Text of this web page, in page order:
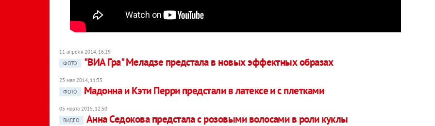
11 апреля 2014, 16:19
ФОТО
"ВИА Гра" Меладзе предстала в новых эффектных образах
23 мая 2014, 11:35
ФОТО
Мадонна и Кэти Перри предстали в латексе и с плетками
05 марта 2015, 12:50
ВИДЕО
Анна Седокова предстала с розовыми волосами в роли куклы